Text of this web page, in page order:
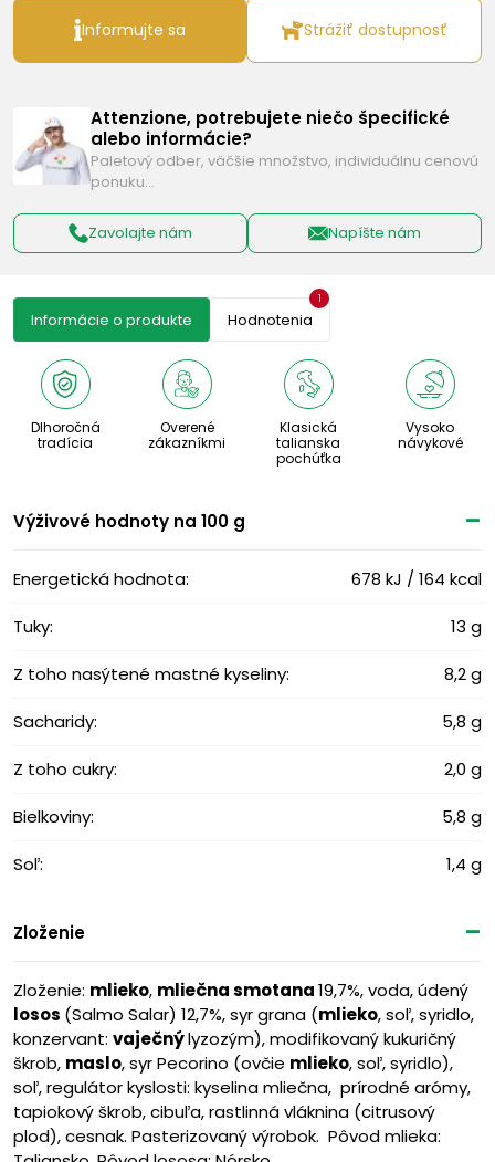
Informujte sa Strážiť dostupnosť
Attenzione, potrebujete niečo špecifické
alebo informácie?
Paletový odber, väčšie množstvo, individuálnu cenovú
ponuku…
Zavolajte nám Napíšte nám
Informácie o produkte Hodnotenia
1
Dlhoročná
tradícia
Overené
zákazníkmi
Klasická
talianska
pochúťka
Vysoko
návykové
Výživové ​​hodnoty na 100 g
Energetická hodnota: 678 kJ / 164 kcal
Tuky: 13 g
Z toho nasýtené mastné kyseliny: 8,2 g
Sacharidy: 5,8 g
Z toho cukry: 2,0 g
Bielkoviny: 5,8 g
Soľ: 1,4 g
Zloženie
Zloženie: mlieko, mliečna smotana19,7%, voda, údený
losos (Salmo Salar) 12,7%, syr grana (mlieko, soľ, syridlo,
konzervant: vaječnýlyzozým), modifikovaný kukuričný
škrob, maslo, syr Pecorino (ovčie mlieko, soľ, syridlo),
soľ, regulátor kyslosti: kyselina mliečna, prírodné arómy,
tapiokový škrob, cibuľa, rastlinná vláknina (citrusový
plod), cesnak. Pasterizovaný výrobok. Pôvod mlieka: